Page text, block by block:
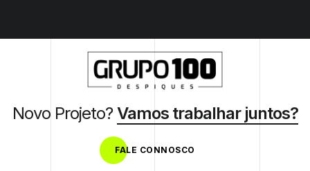
Novo Projeto?Vamos trabalhar juntos?
FALE CONNOSCO